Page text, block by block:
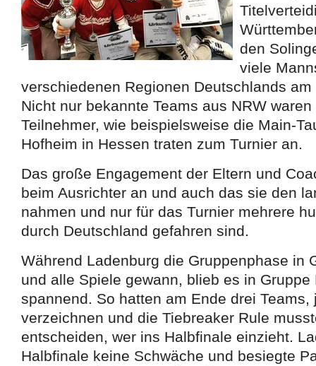
den
viele
verschiedenen Regionen Deutschlands
Nicht nur bekannte Teams aus NRW
Teilnehmer, wie beispielsweise die Main-
Hofheim in Hessen traten zum Turnier an.
Das große Engagement der Eltern und
beim Ausrichter an und auch das sie den
nahmen und nur für das Turnier mehrere
durch Deutschland gefahren sind.
Während Ladenburg die Gruppenphase in
und alle Spiele gewann, blieb es in
spannend. So hatten am Ende drei Teams,
verzeichnen und die Tiebreaker Rule
entscheiden, wer ins Halbfinale einzieht.
Halbfinale keine Schwäche und besiegte